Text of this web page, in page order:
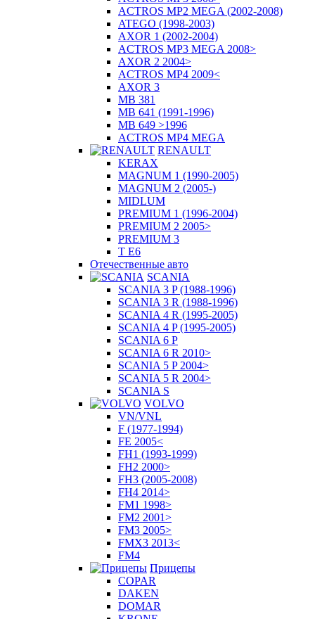
ACTROS MP2 MEGA (2002-2008)
ATEGO (1998-2003)
AXOR 1 (2002-2004)
ACTROS MP3 MEGA 2008>
AXOR 2 2004>
ACTROS MP4 2009<
AXOR 3
MB 381
MB 641 (1991-1996)
MB 649 >1996
ACTROS MP4 MEGA
RENAULT
KERAX
MAGNUM 1 (1990-2005)
MAGNUM 2 (2005-)
MIDLUM
PREMIUM 1 (1996-2004)
PREMIUM 2 2005>
PREMIUM 3
T E6
Отечественные авто
SCANIA
SCANIA 3 P (1988-1996)
SCANIA 3 R (1988-1996)
SCANIA 4 R (1995-2005)
SCANIA 4 P (1995-2005)
SCANIA 6 P
SCANIA 6 R 2010>
SCANIA 5 P 2004>
SCANIA 5 R 2004>
SCANIA S
VOLVO
VN/VNL
F (1977-1994)
FE 2005<
FH1 (1993-1999)
FH2 2000>
FH3 (2005-2008)
FH4 2014>
FM1 1998>
FM2 2001>
FM3 2005>
FMX3 2013<
FM4
Прицепы
COPAR
DAKEN
DOMAR